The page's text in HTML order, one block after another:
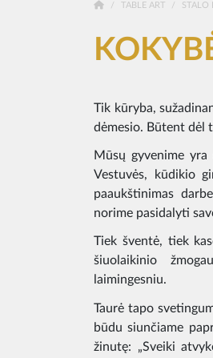
TABLE ART STALO
Tik kūryba,
dėmesio. Būtent dėl
Mūsų gyvenime
Vestuvės, kūdikio
paaukštinimas
norime pasidalyti
Tiek šventė, tiek
šiuolaikinio
laimingesniu.
Taurė tapo
būdu siunčiame
žinutę: „Sveiki